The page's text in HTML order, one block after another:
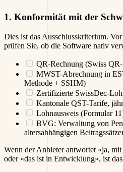
1. Konformität mit der
Dies ist das Ausschlusskriterium.
prüfen Sie, ob die Software nativ
QR-Rechnung (Swiss
MWST-Abrechnung in
Methode + SSHM)
Zertifizierte SwissDec-
Kantonale QST-Tarife,
Lohnausweis (Formular
BVG: Verwaltung von
altersabhängigen
Wenn der Anbieter antwortet «ja,
oder «das ist in Entwicklung», ist